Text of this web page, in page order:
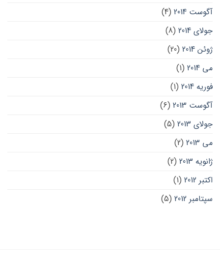
آگوست 2014
(4)
جولای 2014
(8)
ژوئن 2014
(20)
می 2014
(1)
فوریه 2014
(1)
آگوست 2013
(6)
جولای 2013
(5)
می 2013
(2)
ژانویه 2013
(2)
اکتبر 2012
(1)
سپتامبر 2012
(5)